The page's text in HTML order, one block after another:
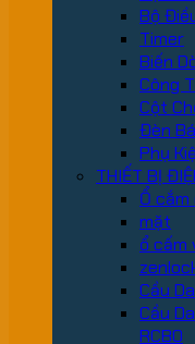
Bộ
Timer
Biến
Công
Cột
Đèn
Phụ
THIẾT BỊ
Ổ
mặt
ổ cấm
Cầu
Cầu
RCBO